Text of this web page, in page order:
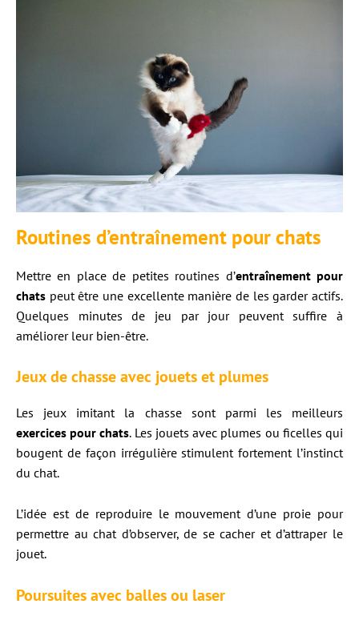
Routines d’entraînement pour chats
Mettre en place de petites routines d’entraînement pour
chats peut être une excellente manière de les garder actifs.
Quelques minutes de jeu par jour peuvent suffire à
améliorer leur bien-être.
Jeux de chasse avec jouets et plumes
Les jeux imitant la chasse sont parmi les meilleurs
exercices pour chats. Les jouets avec plumes ou ficelles qui
bougent de façon irrégulière stimulent fortement l’instinct
du chat.
L’idée est de reproduire le mouvement d’une proie pour
permettre au chat d’observer, de se cacher et d’attraper le
jouet.
Poursuites avec balles ou laser